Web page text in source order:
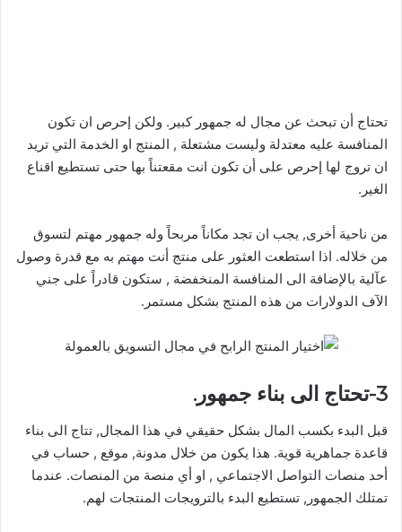
تحتاج أن تبحث عن مجال له جمهور كبير. ولكن إحرص ان تكون
المنافسة عليه معتدلة وليست مشتعلة , المنتج او الخدمة التي تريد
ان تروج لها إحرص على أن تكون انت مقعتناً بها حتى تستطيع اقناع
الغير.
من ناحية أخرى, يجب ان تجد مكاناً مربحاً وله جمهور مهتم لتسوق
من خلاله. اذا استطعت العثور على منتج أنت مهتم به مع قدرة وصول
عآلية بالإضافة الى المنافسة المنخفضة , ستكون قادراً على جني
الآف الدولارات من هذه المنتج بشكل مستمر.
3-تحتاج الى بناء جمهور.
قبل البدء بكسب المال بشكل حقيقي في هذا المجال, تتاج الى بناء
قاعدة جماهرية قوية. هذا يكون من خلال مدونة, موقع , حساب في
أحد منصات التواصل الاجتماعي , او أي منصة من المنصات. عندما
تمتلك الجمهور, تستطيع البدء بالترويجات المنتجات لهم.